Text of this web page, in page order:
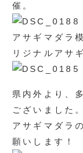
催。
アサギマダラ
リジナルアサ
県内外より、
ございました。
アサギマダラ
願いします！